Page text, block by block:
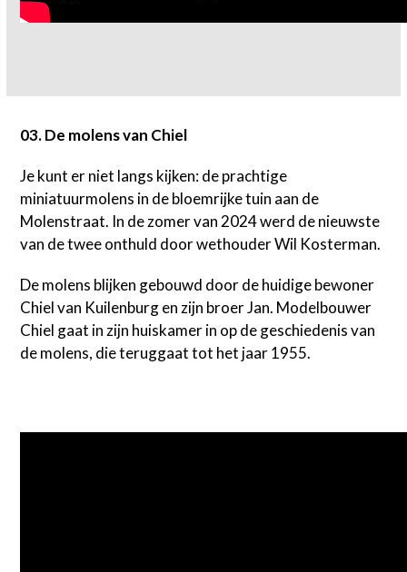
03. De molens van Chiel
Je kunt er niet langs kijken: de prachtige
miniatuurmolens in de bloemrijke tuin aan de
Molenstraat. In de zomer van 2024 werd de nieuwste
van de twee onthuld door wethouder Wil Kosterman.
De molens blijken gebouwd door de huidige bewoner
Chiel van Kuilenburg en zijn broer Jan. Modelbouwer
Chiel gaat in zijn huiskamer in op de geschiedenis van
de molens, die teruggaat tot het jaar 1955.